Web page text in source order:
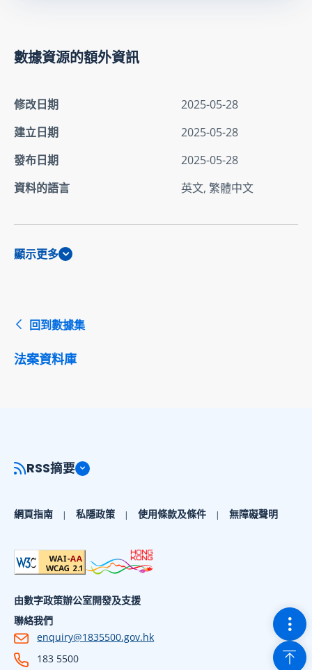
數據資源的額外資訊
修改日期
2025-05-28
建立日期
2025-05-28
發布日期
2025-05-28
資料的語言
英文, 繁體中文
顯示更多
回到數據集
法案資料庫
切
回到
RSS摘要
網頁指南 私隱政策 使用條款及條件 無障礙聲明
由數字政策辦公室開發及支援
聯絡我們
enquiry@1835500.gov.hk
183 5500